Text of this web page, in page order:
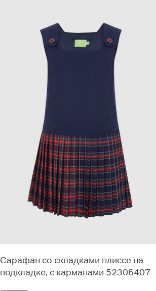
Сарафан со складками плиссе на
подкладке, с карманами 52306407